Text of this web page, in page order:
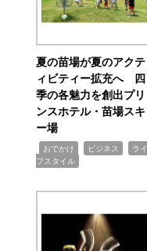
夏の苗場が夏のアクテ
ィビティー拡充へ 四
季の各魅力を創出プリ
ンスホテル・苗場スキ
ー場
おでかけ ビジネス
ライ
フスタイル